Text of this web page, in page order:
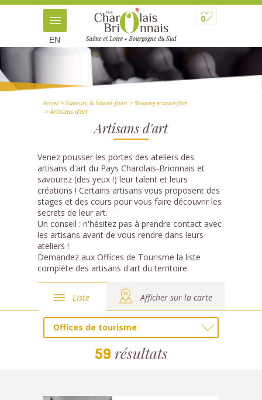
0
EN
Accueil> Saveurs & Savoir-faire > Shopping et savoir-faire
> Artisans d'art
Artisans d'art
Venez pousser les portes des ateliers des
artisans d'art du Pays Charolais-Brionnais et
savourez (des yeux !) leur talent et leurs
créations ! Certains artisans vous proposent des
stages et des cours pour vous faire découvrir les
secrets de leur art.
Un conseil : n'hésitez pas à prendre contact avec
les artisans avant de vous rendre dans leurs
ateliers !
Demandez aux Offices de Tourisme la liste
complète des artisans d'art du territoire.
Liste Afficher sur la carte
Offices de tourisme
59 résultats